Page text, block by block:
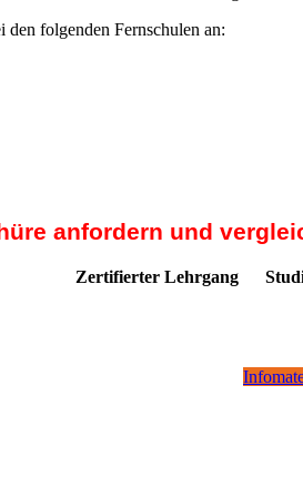
den folgenden Fernschulen an:
anfordern und
Zertifierter Lehrgang